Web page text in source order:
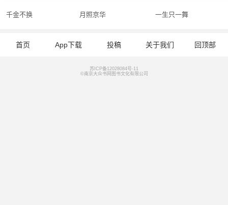
千金不换 月照京华 一生只一舞
首页 App下载 投稿 关于我们 回顶部
苏ICP备12028084号-11
©南京大众书网图书文化有限公司